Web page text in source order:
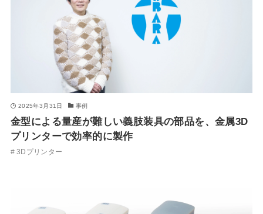
2025年3月31日 事例
金型による量産が難しい義肢装具の部品を、金属3D
プリンターで効率的に製作
3Dプリンター